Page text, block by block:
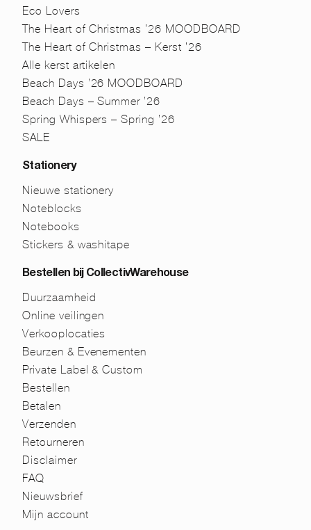
Eco Lovers
The Heart of Christmas ’26 MOODBOARD
The Heart of Christmas – Kerst ’26
Alle kerst artikelen
Beach Days ’26 MOODBOARD
Beach Days – Summer ’26
Spring Whispers – Spring ’26
SALE
Stationery
Nieuwe stationery
Noteblocks
Notebooks
Stickers & washitape
Bestellen bij CollectivWarehouse
Duurzaamheid
Online veilingen
Verkooplocaties
Beurzen & Evenementen
Private Label & Custom
Bestellen
Betalen
Verzenden
Retourneren
Disclaimer
FAQ
Nieuwsbrief
Mijn account